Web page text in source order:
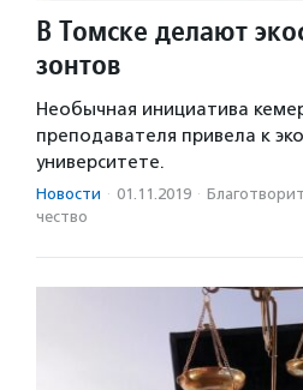
В Томске делают
зонтов
Необычная инициатива
преподавателя привела к
университете.
Новости · 01.11.2019 ·
чест­во